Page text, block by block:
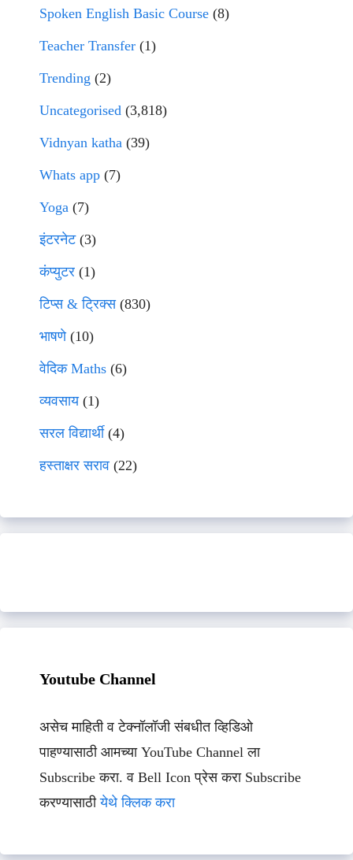
Spoken English Basic Course (8)
Teacher Transfer (1)
Trending (2)
Uncategorised (3,818)
Vidnyan katha (39)
Whats app (7)
Yoga (7)
इंटरनेट(3)
कंप्युटर (1)
टिप्स & ट्रिक्स(830)
भाषणे(10)
वेदिक Maths (6)
व्यवसाय(1)
सरल विद्यार्थी(4)
हस्ताक्षर सराव (22)
Youtube Channel
असेच माहिती व टेक्नॉलॉजी संबधीत व्हिडिओ
पाहण्यासाठी आमच्या YouTube Channel ला
Subscribe करा. व Bell Icon प्रेस करा Subscribe
करण्यासाठीयेथे क्लिक करा